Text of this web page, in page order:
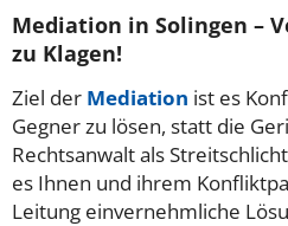
Mediation in Solingen –
zu Klagen!
Ziel der Mediation ist es
Gegner zu lösen, statt die
Rechtsanwalt als
es Ihnen und ihrem
Leitung einvernehmliche